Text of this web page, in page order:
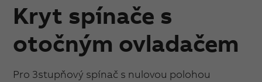
Kryt spínače s
otočným ovladačem
Pro 3stupňový spínač s nulovou polohou